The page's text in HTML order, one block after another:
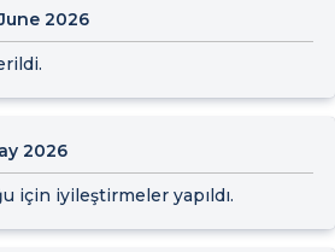
2026
2026
için iyileştirmeler yapıldı.